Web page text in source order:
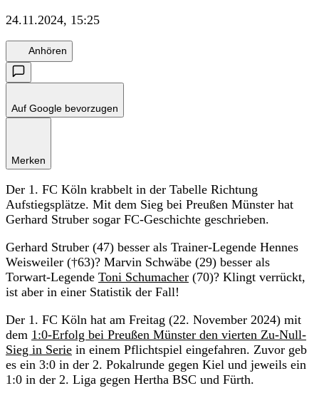
24.11.2024, 15:25
Anhören
Auf Google bevorzugen
Merken
Der 1. FC Köln krabbelt in der Tabelle Richtung
Aufstiegsplätze. Mit dem Sieg bei Preußen Münster hat
Gerhard Struber sogar FC-Geschichte geschrieben.
Gerhard Struber (47) besser als Trainer-Legende Hennes
Weisweiler (†63)? Marvin Schwäbe (29) besser als
Torwart-Legende Toni Schumacher (70)? Klingt verrückt,
ist aber in einer Statistik der Fall!
Der 1. FC Köln hat am Freitag (22. November 2024) mit
dem 1:0-Erfolg bei Preußen Münster den vierten Zu-Null-
Sieg in Serie in einem Pflichtspiel eingefahren. Zuvor geb
es ein 3:0 in der 2. Pokalrunde gegen Kiel und jeweils ein
1:0 in der 2. Liga gegen Hertha BSC und Fürth.